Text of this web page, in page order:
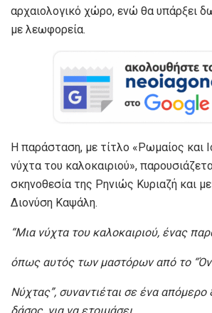
αρχαιολογικό χώρο, ενώ θα υπάρξει
με λεωφορεία.
Η παράσταση, με τίτλο «Ρωμαίος και
νύχτα του καλοκαιριού»,
σκηνοθεσία της Ρηνιώς Κυριαζή και
Διονύση Καψάλη.
“Μια νύχτα του καλοκαιριού, ένας
όπως αυτός των μαστόρων από το
Νύχτας”, συναντιέται σε ένα